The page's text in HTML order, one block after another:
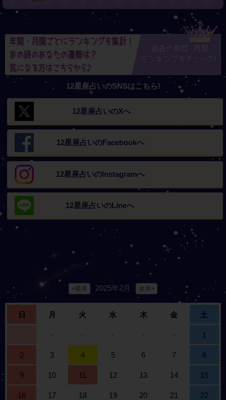
<前月 2025年2月 次月>
日 月 火 水 木 金 土
- - - - - - 1
2 3 4 5 6 7 8
9 10 11 12 13 14 15
16 17 18 19 20 21 22
12星座占いのSNSはこちら!
12星座占いのXへ
12星座占いのFacebookへ
12星座占いのInstagramへ
12星座占いのLineへ